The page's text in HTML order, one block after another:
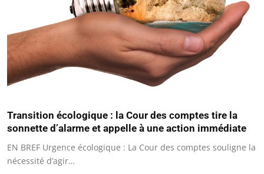
Transition écologique : la Cour des comptes tire la
sonnette d’alarme et appelle à une action immédiate
EN BREF Urgence écologique : La Cour des comptes souligne la
nécessité d’agir…